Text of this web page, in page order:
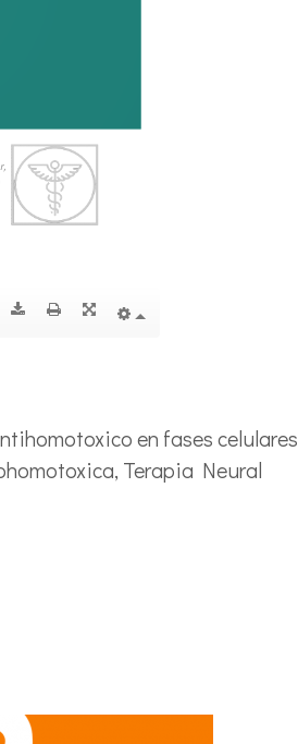
en fases celulares
, Terapia Neural